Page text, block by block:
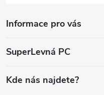
Informace pro vás
SuperLevná PC
Kde nás najdete?